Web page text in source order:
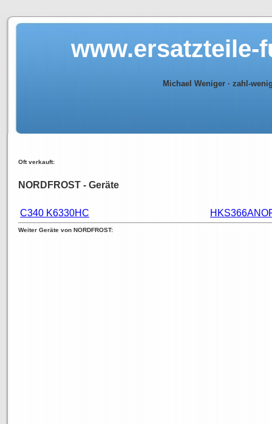
www.ersatzteile-
Michael Weniger · zahl-
Oft verkauft:
NORDFROST - Geräte
C340 K6330HC
Weiter Geräte von NORDFROST: